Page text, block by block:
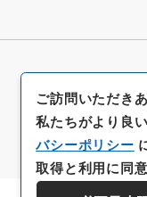
ご訪問いただき
私たちがより良
バシーポリシー
取得と利用に同